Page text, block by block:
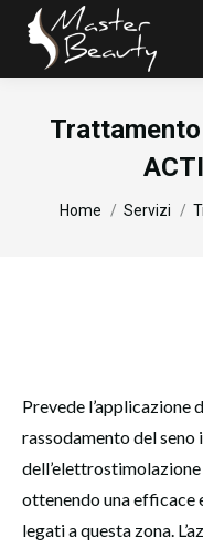
Trattamento
You are here:
Home Servizi
Prevede
rassodamento del seno
ottenendo una efficace
legati a questa zona.